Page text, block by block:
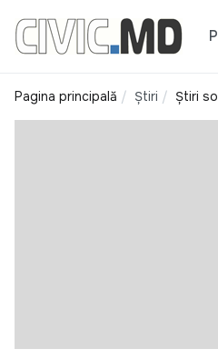
Pagina principală Știri Știri